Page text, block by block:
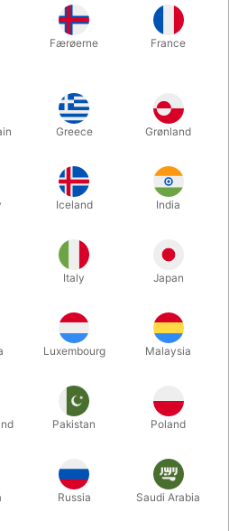
5142
MAIDEN MARKED CARDS
DKK 95,00
Vis varianter
Færøerne France
Greece Grønland
Iceland India
Italy Japan
Luxembourg Malaysia
Pakistan Poland
Russia Saudi Arabia